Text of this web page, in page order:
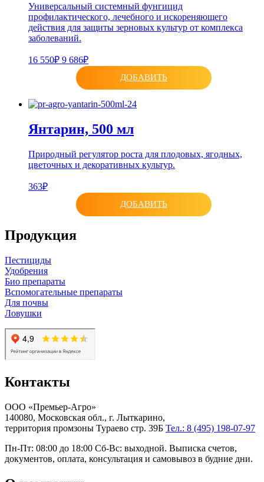
Универсальный системный фунгицид
профилактического, лечебного и искореняющего
действия для защиты зерновых культур от комплекса
заболеваний.
16 550₽ 9 686₽
ДОБАВИТЬ
Янтарин, 500 мл
Природный регулятор роста для плодовых, ягодных,
цветочных и декоративных культур.
363₽
ДОБАВИТЬ
Продукция
Пестициды
Удобрения
Био препараты
Вспомогательные препараты
Для почвы
Ловушки
Контакты
ООО «Премьер-Агро»
140080, Московская обл., г. Лыткарино,
территория промзоны Тураево стр. 39Б Тел.: 8 (495) 198-07-97
Пн-Пт: 08:00 до 18:00 Сб-Вс: выходной. Выписка счетов,
документов, оплата, консультация и самовывоз в будние дни.